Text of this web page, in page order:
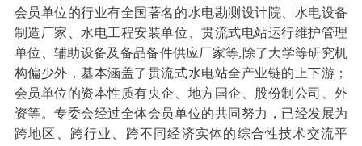
会员单位的行业有全国著名的水电勘测设计院、水电设备
制造厂家、水电工程安装单位、贯流式电站运行维护管理
单位、辅助设备及备品备件供应厂家等,除了大学等研究机
构偏少外，基本涵盖了贯流式水电站全产业链的上下游；
会员单位的资本性质有央企、地方国企、股份制公司、外
资等。专委会经过全体会员单位的共同努力，已经发展为
跨地区、跨行业、跨不同经济实体的综合性技术交流平